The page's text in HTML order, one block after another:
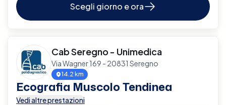
Scegli giorno e ora
Cab Seregno - Unimedica
Via Wagner 169 - 20831 Seregno
14.2 km
Ecografia Muscolo Tendinea
Vedi altre prestazioni